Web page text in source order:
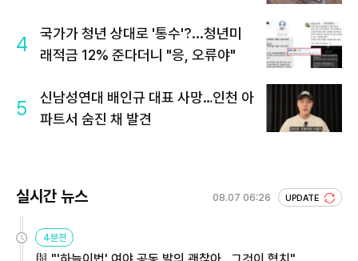
4
국가가 청년 상대로 '통수'?...청년미
래적금 12% 준다더니 "응, 오류야"
5
신남성연대 배인규 대표 사망…인천 아
파트서 숨진 채 발견
실시간 뉴스 08.07 06:26 UPDATE
4분전